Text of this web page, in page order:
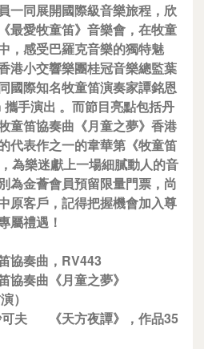
一同展開國際級音樂旅程，欣
最愛牧童笛》音樂會，在牧童
，感受巴羅克音樂的獨特魅
港小交響樂團桂冠音樂總監葉
國際知名牧童笛演奏家譚銘恩
手演出 。而節目亮點包括丹
童笛協奏曲《月童之夢》香港
代表作之一的韋華第《牧童笛
為樂迷獻上一場細膩動人的音
為金薈會員預留限量門票，尚
原客戶，記得把握機會加入尊
屬禮遇！
協奏曲，RV443
協奏曲《月童之夢》
）
夫 《天方夜譚》，作品35